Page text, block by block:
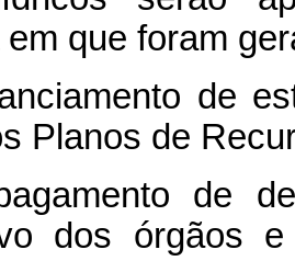
em que foram
de
Planos de
de
dos órgãos